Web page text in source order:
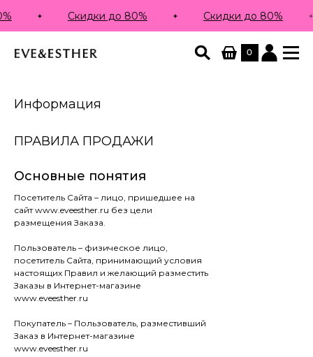
0
Скидки до 80% Скидки до 80%
ПРАВИЛА ПРОДАЖИ
Информация
Основные понятия
Посетитель Сайта – лицо, пришедшее на
сайт www.eveesther.ru без цели
размещения Заказа.
Пользователь – физическое лицо,
посетитель Сайта, принимающий условия
настоящих Правил и желающий разместить
Заказы в Интернет-магазине
www.eveesther.ru
Покупатель – Пользователь, разместивший
Заказ в Интернет-магазине
www.eveesther.ru